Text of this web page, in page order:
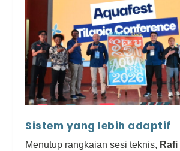
Sistem yang lebih adaptif
Menutup rangkaian sesi teknis, Rafi